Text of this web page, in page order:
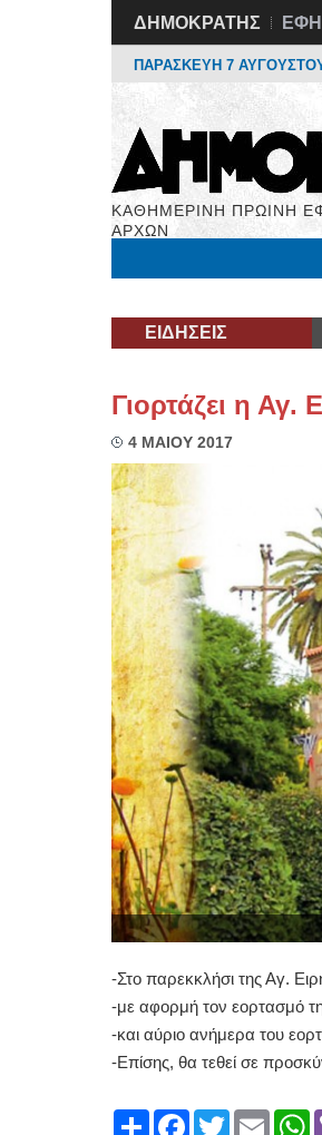
ΔΗΜΟΚΡΑΤΗΣ
ΠΑΡΑΣΚΕΥΗ 7
ΚΑΘΗΜΕΡΙΝΗ ΠΡΩΙΝΗ
ΑΡΧΩΝ
ΕΙΔΗΣΕΙΣ
Γιορτάζει η Αγ.
4 ΜΑΙΟΥ 2017
-Στο παρεκκλήσι της Αγ.
-με αφορμή τον εορτασμό
-και αύριο ανήμερα του
-Επίσης, θα τεθεί σε
ShareFacebook
TwitterEmail